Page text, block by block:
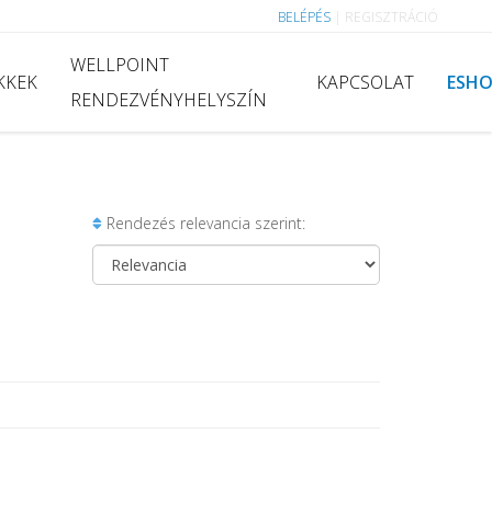
BELÉPÉS REGISZTRÁCIÓ
WELLPOINT
RENDEZVÉNYHELYSZÍN
KAPCSOLAT
Rendezés relevancia szerint: